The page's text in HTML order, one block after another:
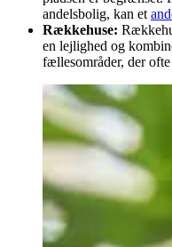
andelsbolig, kan et
Rækkehuse:
en lejlighed og
fællesområder, der